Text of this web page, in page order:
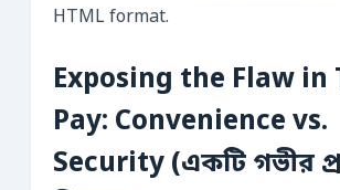
HTML format.
Exposing the Flaw in
Pay: Convenience vs.
Security (একটি গভীর